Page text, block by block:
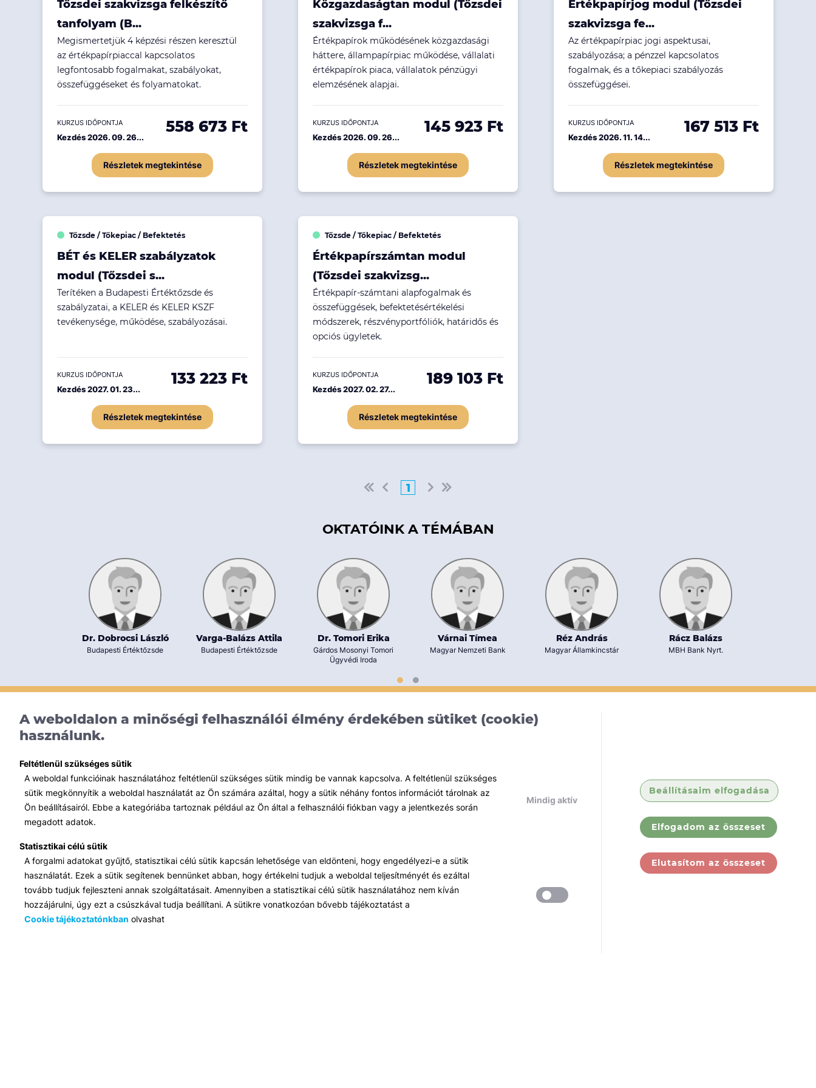
A weboldalon a minőségi felhasználói élmény érdekében sütiket (cookie)
használunk.
Feltétlenül szükséges sütik
A weboldal funkcióinak használatához feltétlenül szükséges sütik mindig be vannak kapcsolva. A feltétlenül szükséges
sütik megkönnyítik a weboldal használatát az Ön számára azáltal, hogy a sütik néhány fontos információt tárolnak az
Ön beállításairól. Ebbe a kategóriába tartoznak például az Ön által a felhasználói fiókban vagy a jelentkezés során
megadott adatok.
Mindig aktív
Statisztikai célú sütik
A forgalmi adatokat gyűjtő, statisztikai célú sütik kapcsán lehetősége van eldönteni, hogy engedélyezi-e a sütik
használatát. Ezek a sütik segítenek bennünket abban, hogy értékelni tudjuk a weboldal teljesítményét és ezáltal
tovább tudjuk fejleszteni annak szolgáltatásait. Amennyiben a statisztikai célú sütik használatához nem kíván
hozzájárulni, úgy ezt a csúszkával tudja beállítani. A sütikre vonatkozóan bővebb tájékoztatást a
Cookie tájékoztatónkban olvashat
Beállításaim elfogadása
Elfogadom az összeset
Elutasítom az összeset
Ingatlanpiac
Tőzsdei szakvizsga felkészítő
tanfolyam (B...
Megismertetjük 4 képzési részen keresztül
az értékpapírpiaccal kapcsolatos
legfontosabb fogalmakat, szabályokat,
összefüggéseket és folyamatokat.
KURZUS IDŐPONTJA
Kezdés 2026. 09. 26...
558 673 Ft
Részletek megtekintése
Közgazdaságtan modul (Tőzsdei
szakvizsga f...
Értékpapírok működésének közgazdasági
háttere, állampapírpiac működése, vállalati
értékpapírok piaca, vállalatok pénzügyi
elemzésének alapjai.
KURZUS IDŐPONTJA
Kezdés 2026. 09. 26...
145 923 Ft
Részletek megtekintése
Értékpapírjog modul (Tőzsdei
szakvizsga fe...
Az értékpapírpiac jogi aspektusai,
szabályozása; a pénzzel kapcsolatos
fogalmak, és a tőkepiaci szabályozás
összefüggései.
KURZUS IDŐPONTJA
Kezdés 2026. 11. 14...
167 513 Ft
Részletek megtekintése
Tőzsde / Tőkepiac / Befektetés
BÉT és KELER szabályzatok
modul (Tőzsdei s...
Terítéken a Budapesti Értéktőzsde és
szabályzatai, a KELER és KELER KSZF
tevékenysége, működése, szabályozásai.
KURZUS IDŐPONTJA
Kezdés 2027. 01. 23...
133 223 Ft
Részletek megtekintése
Tőzsde / Tőkepiac / Befektetés
Értékpapírszámtan modul
(Tőzsdei szakvizsg...
Értékpapír-számtani alapfogalmak és
összefüggések, befektetésértékelési
módszerek, részvényportfóliók, határidős és
opciós ügyletek.
KURZUS IDŐPONTJA
Kezdés 2027. 02. 27...
189 103 Ft
Részletek megtekintése
1
OKTATÓINK A TÉMÁBAN
Dr. Dobrocsi László
Budapesti Értéktőzsde
Varga-Balázs Attila
Budapesti Értéktőzsde
Dr. Tomori Erika
Gárdos Mosonyi Tomori
Ügyvédi Iroda
Várnai Tímea
Magyar Nemzeti Bank
Réz András
Magyar Államkincstár
Rácz Balázs
MBH Bank Nyrt.
Iroda:
1117 Budapest, Infopark stny. 1. I épület, 3. emelet 317. iroda
Elérhetőség:
info@bib-edu.hu
Ügyfélszolgálat:
Témáink
Pénzügy
Tőzsde / Tőkepiac / Befektetés
Soft skill
Rólunk
Oktatóink
Jogi